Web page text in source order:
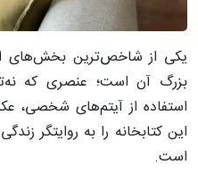
یکی از شاخص‌ترین بخش‌های
بزرگ آن است؛ عنصری که
استفاده از آیتم‌های شخصی،
این کتابخانه را به روایتگر
است.